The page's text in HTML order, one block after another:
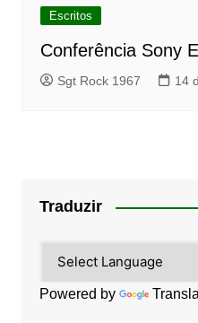
Escritos
Conferência Sony
Sgt Rock 1967 14
Traduzir
Powered by